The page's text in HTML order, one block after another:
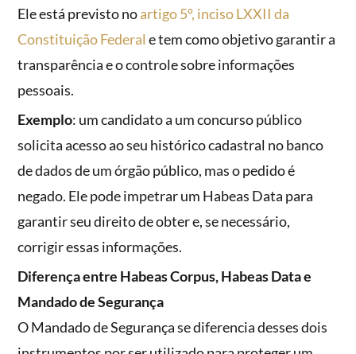
Ele está previsto noartigo 5º, inciso LXXII da
Constituição Federale tem como objetivo garantir a
transparência e o controle sobre informações
pessoais.
Exemplo: um candidato a um concurso público
solicita acesso ao seu histórico cadastral no banco
de dados de um órgão público, mas o pedido é
negado. Ele pode impetrar um Habeas Data para
garantir seu direito de obter e, se necessário,
corrigir essas informações.
Diferença entre Habeas Corpus, Habeas Data e
Mandado de Segurança
O Mandado de Segurança se diferencia desses dois